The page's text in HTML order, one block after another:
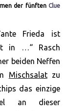
der fünftenClue
Frieda ist
in …“ Rasch
beiden Neffen
Mischsalatzu
das einzige
an dieser